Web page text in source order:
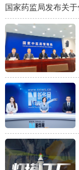
国家药监局发布关